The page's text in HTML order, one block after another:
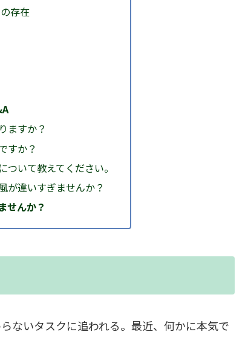
存在
ますか？
すか？
ついて教えてください。
が違いすぎませんか？
せんか？
ないタスクに追われる。最近、何かに本気で